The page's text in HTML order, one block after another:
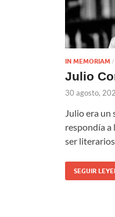
IN MEMORIAM /
Julio
30 agosto,
Julio era
respondía a
ser
SEGUIR